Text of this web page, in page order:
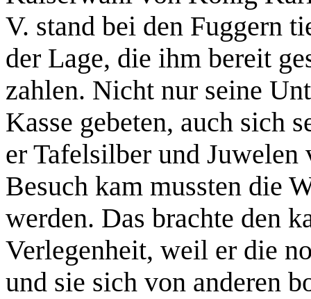
V. stand bei den Fuggern
der Lage, die ihm bereit
zahlen. Nicht nur seine
Kasse gebeten, auch sich
er Tafelsilber und Juwelen
Besuch kam mussten die
werden. Das brachte den
Verlegenheit, weil er die
und sie sich von anderen